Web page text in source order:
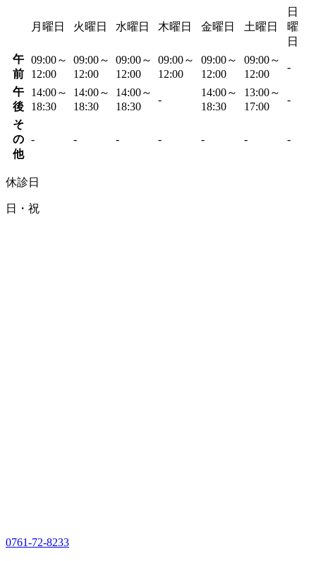
月曜日 火曜日 水曜日 木曜日 金曜日 土曜日
日
曜
日
午
前
09:00～
12:00
09:00～
12:00
09:00～
12:00
09:00～
12:00
09:00～
12:00
09:00～
12:00
-
午
後
14:00～
18:30
14:00～
18:30
14:00～
18:30
-
14:00～
18:30
13:00～
17:00
-
そ
の
他
- - - - - - -
休診日
日・祝
0761-72-8233